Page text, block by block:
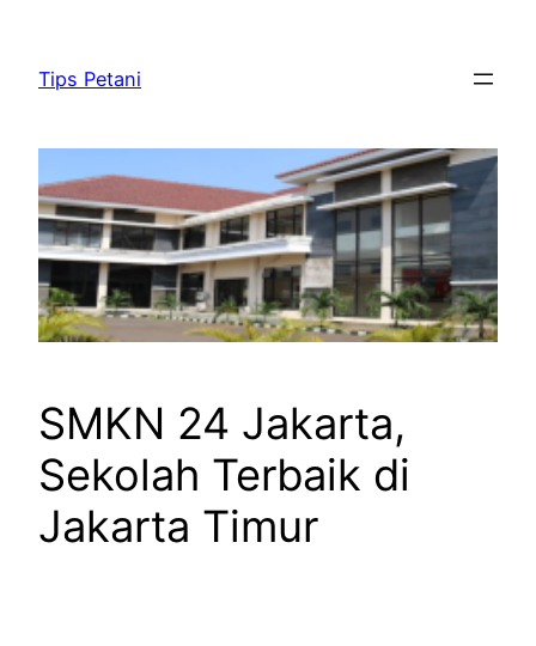
konten
Tips Petani
SMKN 24 Jakarta,
Sekolah Terbaik di
Jakarta Timur